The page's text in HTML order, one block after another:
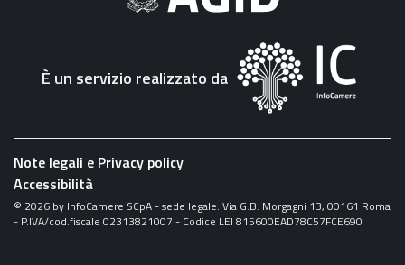
È un servizio realizzato da
Note legali e Privacy policy
Accessibilità
© 2026 by InfoCamere SCpA - sede legale: Via G.B. Morgagni 13, 00161 Roma
- P.IVA/cod.fiscale 02313821007 - Codice LEI 815600EAD78C57FCE690